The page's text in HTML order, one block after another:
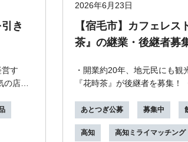
き
す
店！
2026年6月23日
【宿毛市】カフェレス
茶』の継業・後継者募
新たな挑戦を！
・開業約20年、地元民にも観
『花時茶』が後継者を募集！
毛線 宿毛...
あとつぎ公募 募集中
高知 高知ミライマッチング